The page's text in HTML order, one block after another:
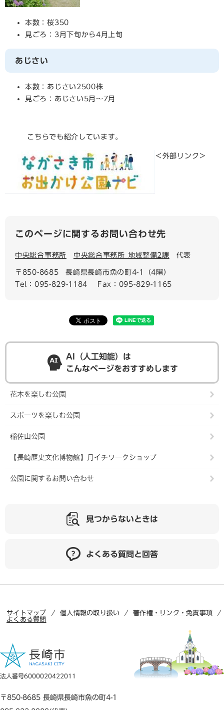
本数：桜350
見ごろ：3月下旬から4月上旬
あじさい
本数：あじさい2500株
見ごろ：あじさい5月～7月
こちらでも紹介しています。
＜外部リンク＞
このページに関するお問い合わせ先
中央総合事務所 中央総合事務所 地域整備2課 代表
〒850-8685
長崎県長崎市魚の町4-1（4階）
Tel：095-829-1184
Fax：095-829-1165
AI（人工知能）は
こんなページをおすすめします
花木を楽しむ公園
スポーツを楽しむ公園
稲佐山公園
【長崎歴史文化博物館】月イチワークショップ
公園に関するお問い合わせ
見つからないときは
よくある質問と回答
サイトマップ 個人情報の取り扱い
著作権・リンク・免責事項
よくある質問
法人番号6000020422011
〒850-8685 長崎県長崎市魚の町4-1